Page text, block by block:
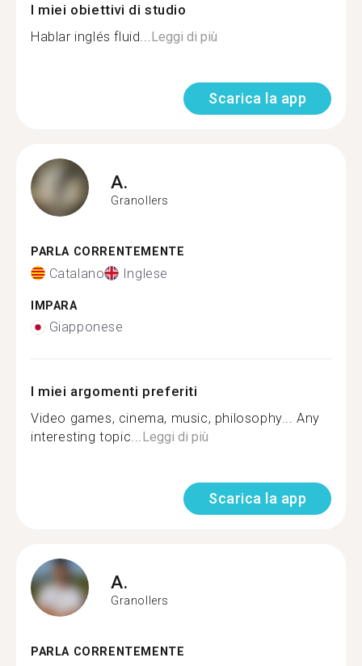
I miei obiettivi di studio
Hablar inglés fluid...Leggi di più
Scarica la app
A.
Granollers
PARLA CORRENTEMENTE
Catalano Inglese
IMPARA
Giapponese
I miei argomenti preferiti
Video games, cinema, music, philosophy... Any
interesting topic...Leggi di più
Scarica la app
A.
Granollers
PARLA CORRENTEMENTE